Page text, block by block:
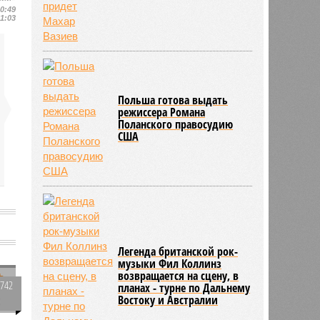
Польша готова выдать
режиссера Романа
Поланского правосудию
США
Легенда британской рок-
музыки Фил Коллинз
возвращается на сцену, в
планах - турне по Дальнему
Востоку и Австралии